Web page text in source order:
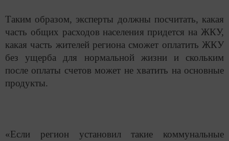
Таким образом, эксперты должны посчитать, какая
часть общих расходов населения придется на ЖКУ,
какая часть жителей региона сможет оплатить ЖКУ
без ущерба для нормальной жизни и скольким
после оплаты счетов может не хватить на основные
продукты.
«Если регион установил такие коммунальные